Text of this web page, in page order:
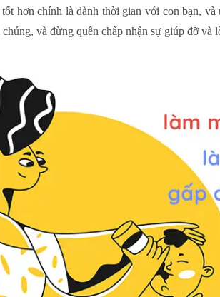
hơn chính là dành thời gian với con bạn,
và đừng quên chấp nhận sự giúp đỡ